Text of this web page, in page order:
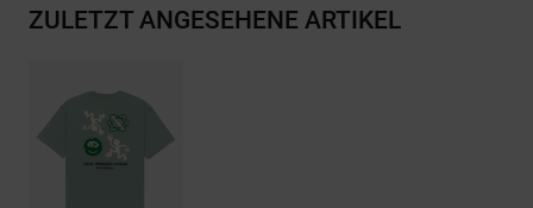
ZULETZT ANGESEHENE ARTIKEL